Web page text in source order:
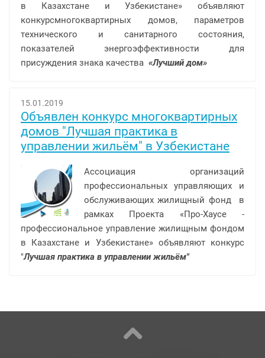
в Казахстане и Узбекистане» объявляют
конкурсмногоквартирных домов, параметров
технического и санитарного состояния,
показателей энергоэффективности для
присуждения знака качества «Лучший дом»
15.01.2019
Объявлен конкурс многоквартирных
домов "Лучшая практика в
управлении жильём" в Узбекистане
Ассоциация организаций
профессиональных управляющих и
обслуживающих жилищный фонд в
рамках Проекта «Про-Хаусе -
профессиональное управление жилищным фондом
в Казахстане и Узбекистане» объявляют конкурс
"Лучшая практика в управлении жильём"